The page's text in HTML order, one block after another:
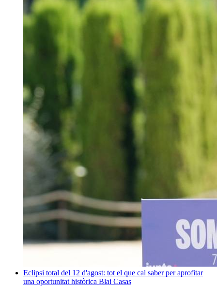
Eclipsi total del 12 d'agost: tot el que cal saber per aprofitar
una oportunitat històrica Blai Casas